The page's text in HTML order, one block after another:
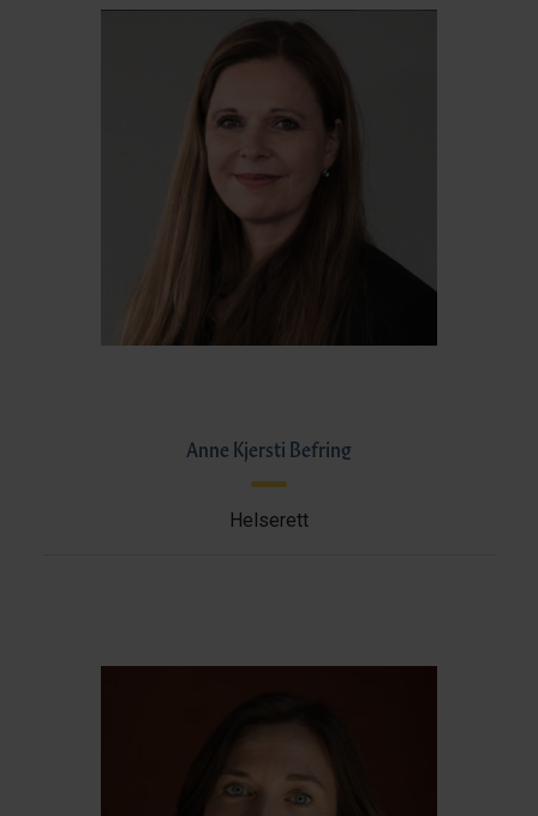
Anne Kjersti Befring
Helserett